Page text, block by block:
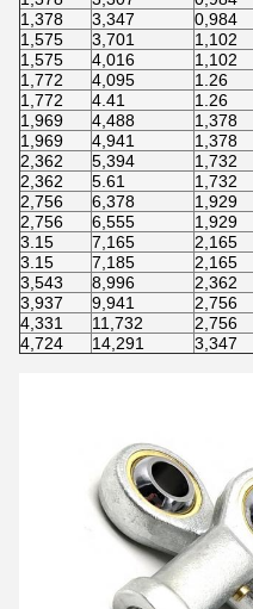
1,378
3,347 0,984
1,575
3,701 1,102
1,575
4,016 1,102
1,772
4,095 1.26
1,772
4.41 1.26
1,969
4,488 1,378
1,969
4,941 1,378
2,362
5,394 1,732
2,362
5.61 1,732
2,756
6,378 1,929
2,756
6,555 1,929
3.15
7,165 2,165
3.15
7,185 2,165
3,543
8,996 2,362
3,937
9,941 2,756
4,331
11,732 2,756
4,724
14,291 3,347